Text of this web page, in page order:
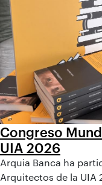
Congreso
UIA 2026
Arquia Banca ha
Arquitectos de la UIA